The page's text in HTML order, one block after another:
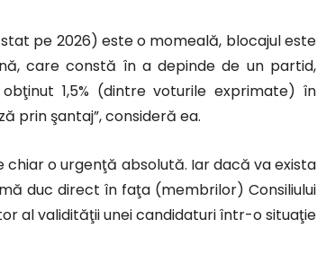
pe 2026) este o momeală, blocajul este
care constă în a depinde de un partid,
1,5% (dintre voturile exprimate) în
prin şantaj”, consideră ea.
o urgenţă absolută. Iar dacă va exista
duc direct în faţa (membrilor) Consiliului
al validităţii unei candidaturi într-o situaţie